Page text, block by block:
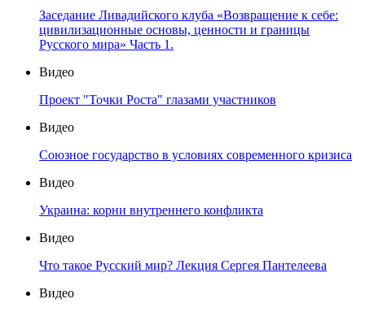
Заседание Ливадийского клуба «Возвращение к себе:
цивилизационные основы, ценности и границы
Русского мира» Часть 1.
Видео
Проект "Точки Роста" глазами участников
Видео
Союзное государство в условиях современного кризиса
Видео
Украина: корни внутреннего конфликта
Видео
Что такое Русский мир? Лекция Сергея Пантелеева
Видео